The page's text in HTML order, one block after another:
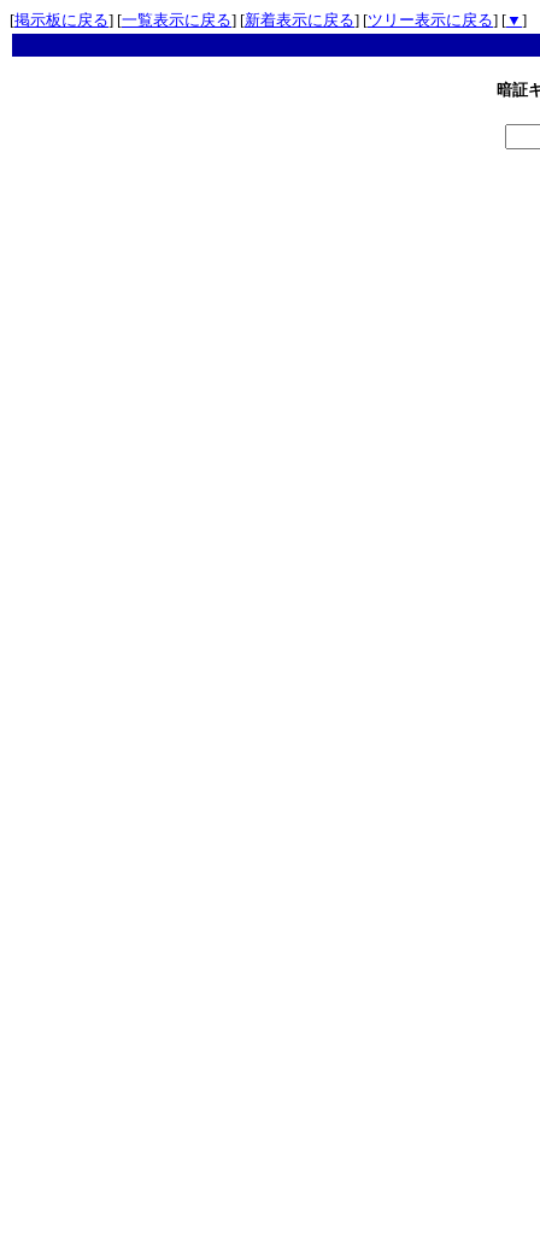
[掲示板に戻る] [一覧表示に戻る] [新着表示に戻る] [ツリー表示に戻る] [▼ ]
暗証